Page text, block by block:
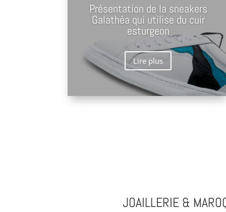
Présentation de la sneakers
Galathéa qui utilise du cuir
esturgeon
Lire plus
JOAILLERIE &